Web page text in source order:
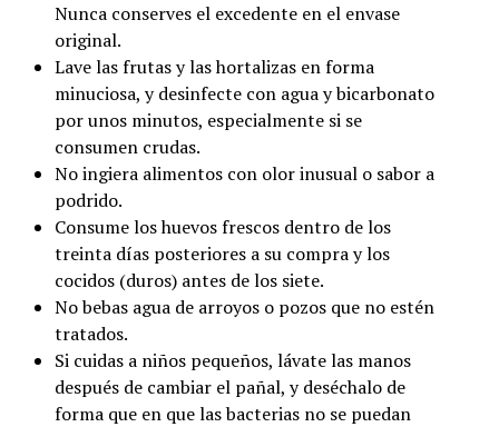
Nunca conserves el excedente en el envase
original.
Lave las frutas y las hortalizas en forma
minuciosa, y desinfecte con agua y bicarbonato
por unos minutos, especialmente si se
consumen crudas.
No ingiera alimentos con olor inusual o sabor a
podrido.
Consume los huevos frescos dentro de los
treinta días posteriores a su compra y los
cocidos (duros) antes de los siete.
No bebas agua de arroyos o pozos que no estén
tratados.
Si cuidas a niños pequeños, lávate las manos
después de cambiar el pañal, y deséchalo de
forma que en que las bacterias no se puedan